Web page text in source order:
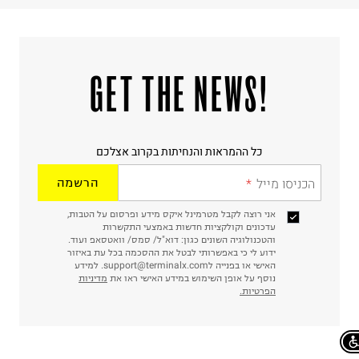
!GET THE NEWS
כל ההמראות והנחיתות בקרוב אצלכם
הכניסו מייל הרשמה
אני רוצה לקבל מטרמינל איקס מידע ופרסום על הטבות,
עדכונים וקולקציות חדשות באמצעי התקשרות
והטכנולוגיה השונים כגון: דוא"ל/ סמס/ וואטסאפ ועוד.
ידוע לי כי באפשרותי לבטל את ההסכמה בכל עת באיזור
האישי או בפנייה לsupport@terminalx.com. למידע
נוסף על אופן השימוש במידע האישי ראו את מדיניות
הפרטיות.